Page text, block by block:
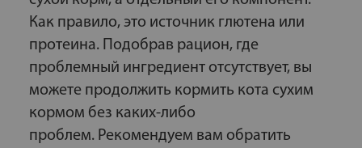
Как правило, это источник глютена или
протеина. Подобрав рацион, где
проблемный ингредиент отсутствует, вы
можете продолжить кормить кота сухим
кормом без каких-либо
проблем. Рекомендуем вам обратить